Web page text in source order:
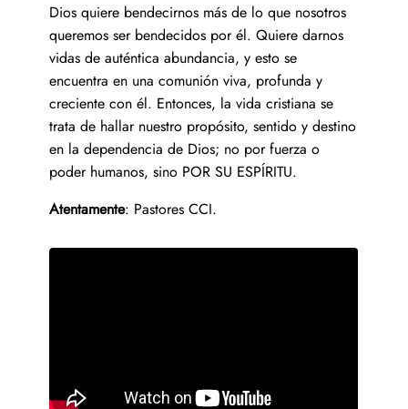
Dios quiere bendecirnos más de lo que nosotros
queremos ser bendecidos por él. Quiere darnos
vidas de auténtica abundancia, y esto se
encuentra en una comunión viva, profunda y
creciente con él. Entonces, la vida cristiana se
trata de hallar nuestro propósito, sentido y destino
en la dependencia de Dios; no por fuerza o
poder humanos, sino POR SU ESPÍRITU.
Atentamente: Pastores CCI.